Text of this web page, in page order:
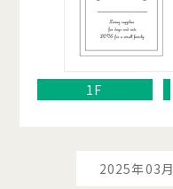
1F
2025年03月